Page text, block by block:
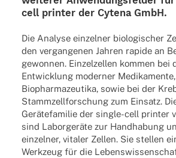
cell prin­ter derCytena GmbH.
Die Analyse einzel­ner biolo­gi­scher
den vergan­ge­nen Jahren rapide an
gewon­nen. Einzel­zel­len kommen bei
Entwick­lung moder­ner
Biophar­ma­zeu­tika, sowie bei der
Stamm­zell­for­schung zum Einsatz.
Gerä­te­fa­mi­lie der single-cell prin­ter
sind Labor­ge­räte zur Hand­ha­bung
einzel­ner, vita­ler Zellen. Sie stel­len
Werk­zeug für die